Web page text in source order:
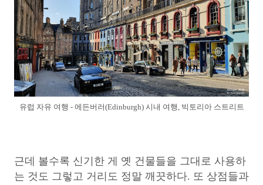
유럽 자유 여행 - 에든버러(Edinburgh) 시내 여행, 빅토리아 스트리트
근데 볼수록 신기한 게 옛 건물들을 그대로 사용하
는 것도 그렇고 거리도 정말 깨끗하다. 또 상점들과